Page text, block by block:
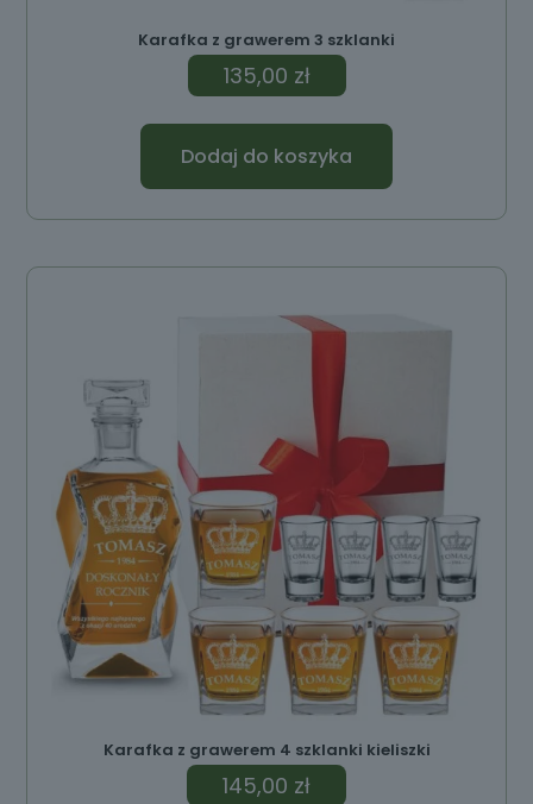
Karafka z grawerem 3 szklanki
135,00 zł
Dodaj do koszyka
Karafka z grawerem 4 szklanki kieliszki
145,00 zł